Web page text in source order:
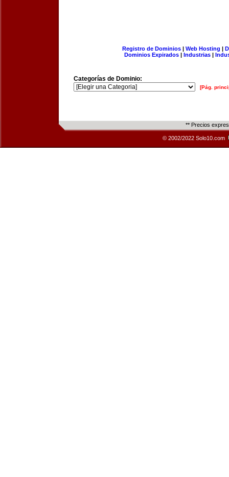
Registro de Dominios| Web Hosting |
Dominios Expirados | Industrias |
Categorías de Dominio:
[Pág.
** Precios
© 2002/2022 Solo10.com